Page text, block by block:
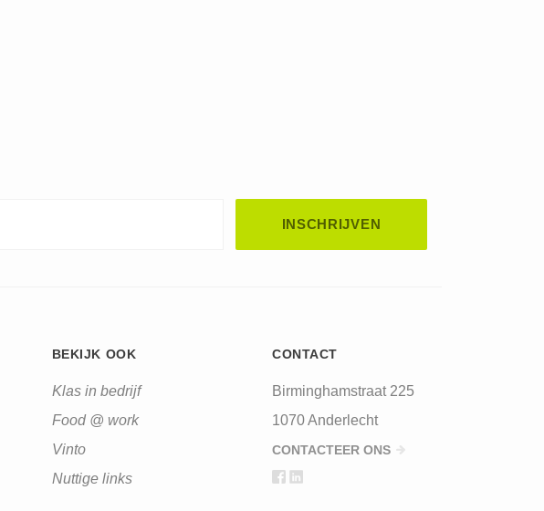
BEKIJK OOK
Klas in bedrijf
Food @ work
Vinto
Nuttige links
CONTACT
Birminghamstraat 225
1070 Anderlecht
CONTACTEER ONS